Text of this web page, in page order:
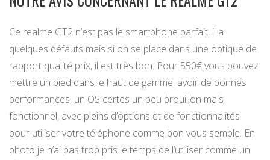
Ce realme GT2 n’est pas le smartphone parfait, il a
quelques défauts mais si on se place dans une optique de
rapport qualité prix, il est très bon. Pour 550€ vous pouvez
mettre un pied dans le haut de gamme, avoir de bonnes
performances, un OS certes un peu brouillon mais
fonctionnel, avec pleins d’options et de fonctionnalités
pour utiliser votre téléphone comme bon vous semble. En
photo je n’ai pas trop pris le temps de l’utiliser comme un